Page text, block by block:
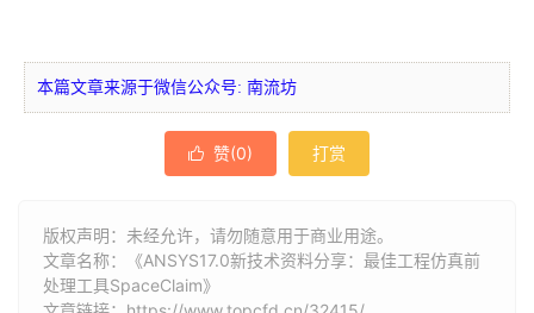
本篇文章来源于微信公众号: 南流坊
 赞(0) 打赏
版权声明：未经允许，请勿随意用于商业用途。
文章名称：《ANSYS17.0新技术资料分享：最佳工程仿真前
处理工具SpaceClaim》